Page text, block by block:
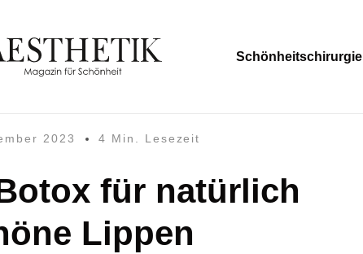
Schönheitschirurgie
2023 4 Min. Lesezeit
für natürlich
Lippen